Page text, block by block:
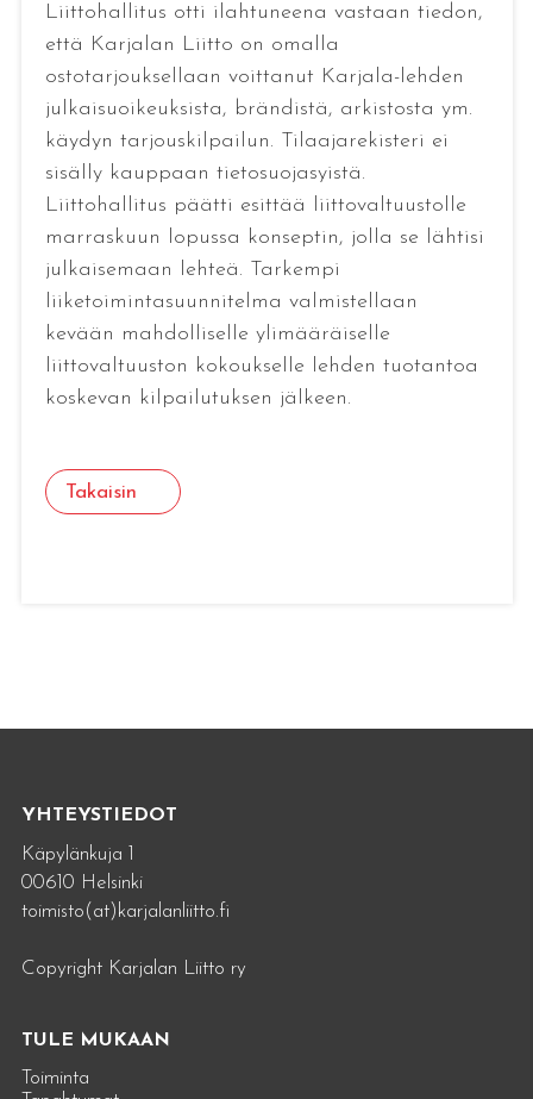
Liittohallitus otti ilahtuneena vastaan tiedon,
että Karjalan Liitto on omalla
ostotarjouksellaan voittanut Karjala-lehden
julkaisuoikeuksista, brändistä, arkistosta ym.
käydyn tarjouskilpailun. Tilaajarekisteri ei
sisälly kauppaan tietosuojasyistä.
Liittohallitus päätti esittää liittovaltuustolle
marraskuun lopussa konseptin, jolla se lähtisi
julkaisemaan lehteä. Tarkempi
liiketoimintasuunnitelma valmistellaan
kevään mahdolliselle ylimääräiselle
liittovaltuuston kokoukselle lehden tuotantoa
koskevan kilpailutuksen jälkeen.
Takaisin
YHTEYSTIEDOT
Käpylänkuja 1
00610 Helsinki
toimisto(at)karjalanliitto.fi
Copyright Karjalan Liitto ry
TULE MUKAAN
Toiminta